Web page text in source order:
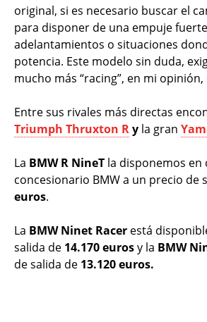
original, si es necesario buscar el
para disponer de una empuje
adelantamientos o situaciones
potencia. Este modelo sin duda,
mucho más “racing”, en mi
Entre sus rivales más directas
Triumph Thruxton Ry la gran
La BMW R NineT la disponemos en
concesionario BMW a un precio de
euros.
La BMW Ninet Racer está
salida de 14.170 eurosy la BMW
de salida de 13.120 euros.